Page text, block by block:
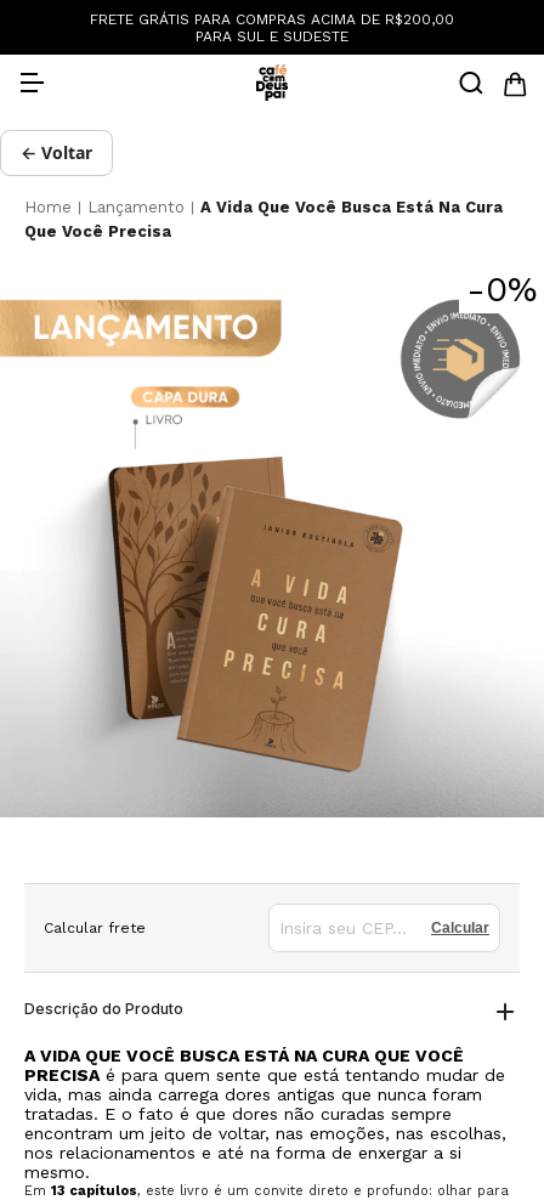
FRETE GRÁTIS PARA COMPRAS ACIMA DE R$200,00
PARA SUL E SUDESTE
← Voltar
Home Lançamento
A Vida Que Você Busca Está Na Cura
Que Você Precisa
-0%
Calcular frete Calcular
Descrição do Produto
A VIDA QUE VOCÊ BUSCA ESTÁ NA CURA QUE VOCÊ
PRECISA é para quem sente que está tentando mudar de
vida, mas ainda carrega dores antigas que nunca foram
tratadas. E o fato é que dores não curadas sempre
encontram um jeito de voltar, nas emoções, nas escolhas,
nos relacionamentos e até na forma de enxergar a si
mesmo.
Em 13 capítulos, este livro é um convite direto e profundo: olhar para